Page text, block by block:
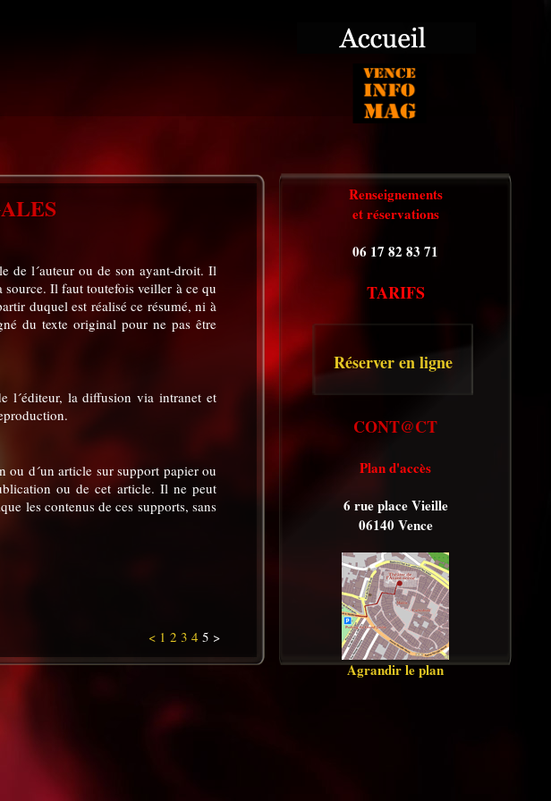
Renseignements
et réservations
06 17 82 83 71
TARIFS
Réserver en ligne
CONT@CT
Plan d'accès
6 rue place Vieille
06140 Vence
Agrandir le plan
de l´auteur ou de son ayant-droit. Il
source. Il faut toutefois veiller à ce qu
duquel est réalisé ce résumé, ni à
du texte original pour ne pas être
l´éditeur, la diffusion via intranet et
ou d´un article sur support papier ou
ou de cet article. Il ne peut
les contenus de ces supports, sans
< 1 2 3 4 5 >